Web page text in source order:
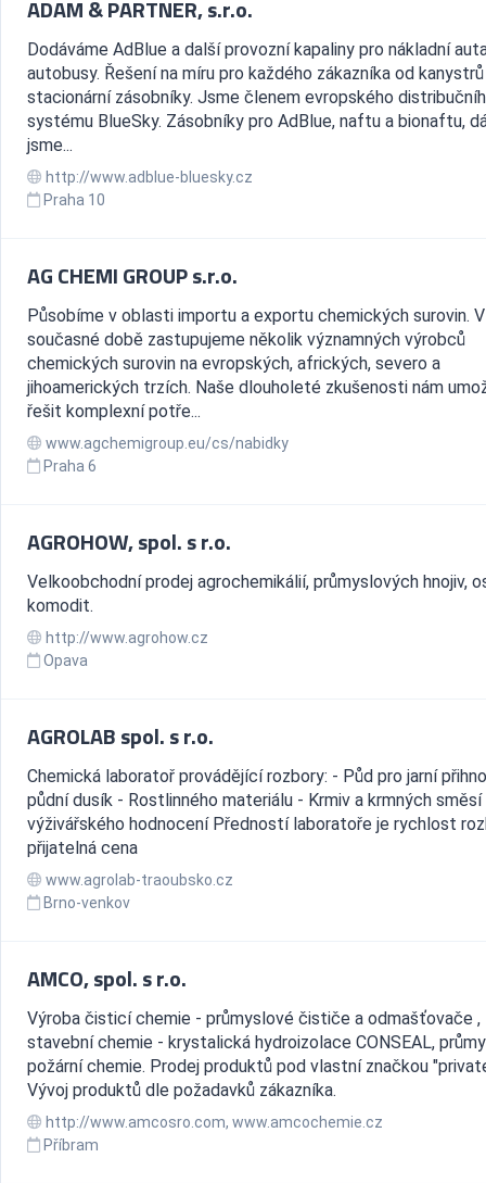
ADAM & PARTNER, s.r.o.
Dodáváme AdBlue a další provozní kapaliny pro nákladní
autobusy. Řešení na míru pro každého zákazníka od
stacionární zásobníky. Jsme členem evropského
systému BlueSky. Zásobníky pro AdBlue, naftu a bionaftu,
jsme...
http://www.adblue-bluesky.cz
Praha 10
AG CHEMI GROUP s.r.o.
Působíme v oblasti importu a exportu chemických surovin. V
současné době zastupujeme několik významných výrobců
chemických surovin na evropských, afrických, severo a
jihoamerických trzích. Naše dlouholeté zkušenosti nám
řešit komplexní potře...
www.agchemigroup.eu/cs/nabidky
Praha 6
AGROHOW, spol. s r.o.
Velkoobchodní prodej agrochemikálií, průmyslových hnojiv,
komodit.
http://www.agrohow.cz
Opava
AGROLAB spol. s r.o.
Chemická laboratoř provádějící rozbory: - Půd pro jarní
půdní dusík - Rostlinného materiálu - Krmiv a krmných směsí
výživářského hodnocení Předností laboratoře je rychlost
přijatelná cena
www.agrolab-traoubsko.cz
Brno-venkov
AMCO, spol. s r.o.
Výroba čisticí chemie - průmyslové čističe a odmašťovače ,
stavební chemie - krystalická hydroizolace CONSEAL,
požární chemie. Prodej produktů pod vlastní značkou
Vývoj produktů dle požadavků zákazníka.
http://www.amcosro.com, www.amcochemie.cz
Příbram